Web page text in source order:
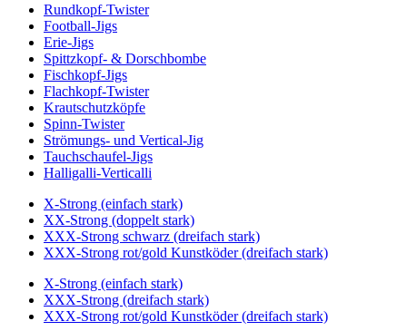
Rundkopf-Twister
Football-Jigs
Erie-Jigs
Spittzkopf- & Dorschbombe
Fischkopf-Jigs
Flachkopf-Twister
Krautschutzköpfe
Spinn-Twister
Strömungs- und Vertical-Jig
Tauchschaufel-Jigs
Halligalli-Verticalli
X-Strong (einfach stark)
XX-Strong (doppelt stark)
XXX-Strong schwarz (dreifach stark)
XXX-Strong rot/gold Kunstköder (dreifach stark)
X-Strong (einfach stark)
XXX-Strong (dreifach stark)
XXX-Strong rot/gold Kunstköder (dreifach stark)